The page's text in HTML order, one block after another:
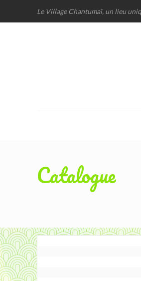
Le Village Chantumaï, un lieu
Catalogue